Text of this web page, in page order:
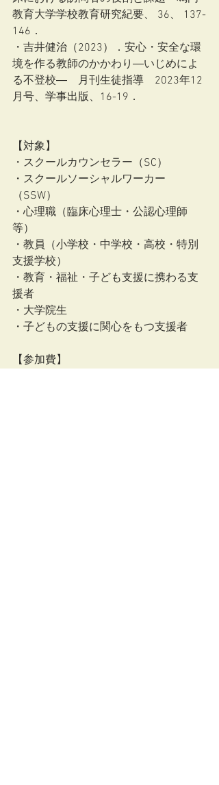
教育大学学校教育研究紀要、 36、 137-
146．
・吉井健治（2023）．安心・安全な環
境を作る教師のかかわり―いじめによ
る不登校―　月刊生徒指導　2023年12
月号、学事出版、16-19．
【対象】
・スクールカウンセラー（SC）
・スクールソーシャルワーカー
（SSW）
・心理職（臨床心理士・公認心理師
等）
・教員（小学校・中学校・高校・特別
支援学校）
・教育・福祉・子ども支援に携わる支
援者
・大学院生
・子どもの支援に関心をもつ支援者
【参加費】